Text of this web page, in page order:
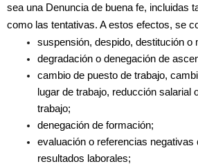
sea una Denuncia de buena fe, incluidas
como las tentativas. A estos efectos, se
suspensión, despido, destitución o
degradación o denegación de
cambio de puesto de trabajo,
lugar de trabajo, reducción salarial
trabajo;
denegación de formación;
evaluación o referencias negativas
resultados laborales;